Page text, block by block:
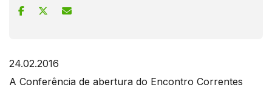
24.02.2016
A Conferência de abertura do Encontro Correntes